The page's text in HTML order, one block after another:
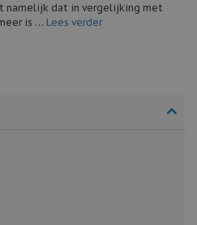
namelijk dat in vergelijking met
is … Lees verder